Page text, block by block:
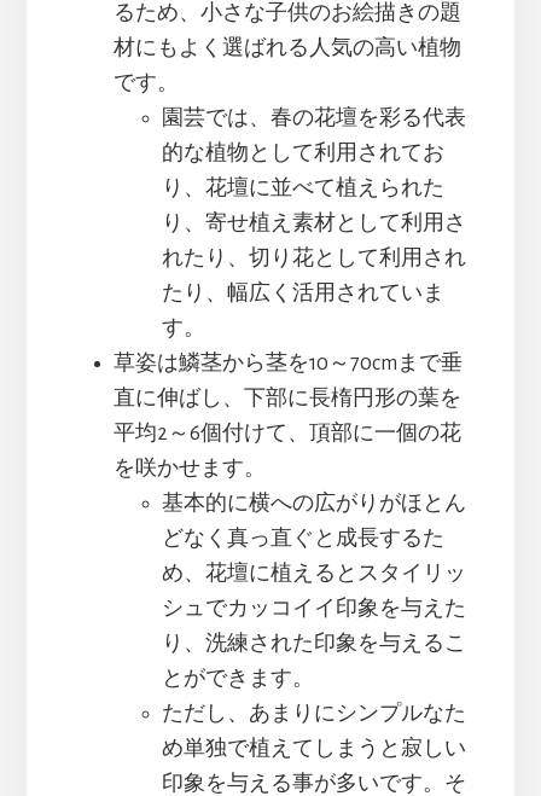
るため、小さな子供のお絵描きの題
材にもよく選ばれる人気の高い植物
です。
園芸では、春の花壇を彩る代表
的な植物として利用されてお
り、花壇に並べて植えられた
り、寄せ植え素材として利用さ
れたり、切り花として利用され
たり、幅広く活用されていま
す。
草姿は鱗茎から茎を10～70cmまで垂
直に伸ばし、下部に長楕円形の葉を
平均2～6個付けて、頂部に一個の花
を咲かせます。
基本的に横への広がりがほとん
どなく真っ直ぐと成長するた
め、花壇に植えるとスタイリッ
シュでカッコイイ印象を与えた
り、洗練された印象を与えるこ
とができます。
ただし、あまりにシンプルなた
め単独で植えてしまうと寂しい
印象を与える事が多いです。そ